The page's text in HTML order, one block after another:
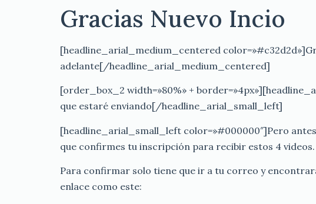
Gracias Nuevo Incio
[headline_arial_medium_centered
adelante[/headline_arial_medium_centered]
[order_box_2 width=»80%» +
que estaré enviando[/headline_arial_small_left]
[headline_arial_small_left color=»#000000″]Pero
que confirmes tu inscripción para recibir estos 4 videos.
Para confirmar solo tiene que ir a tu correo y
enlace como este: